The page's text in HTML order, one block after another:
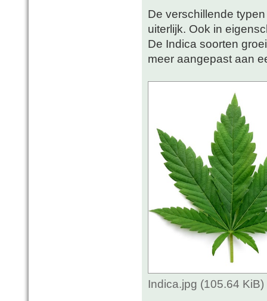
De verschillende
uiterlijk. Ook in
De Indica soorten
meer aangepast aan
Indica.jpg (105.64